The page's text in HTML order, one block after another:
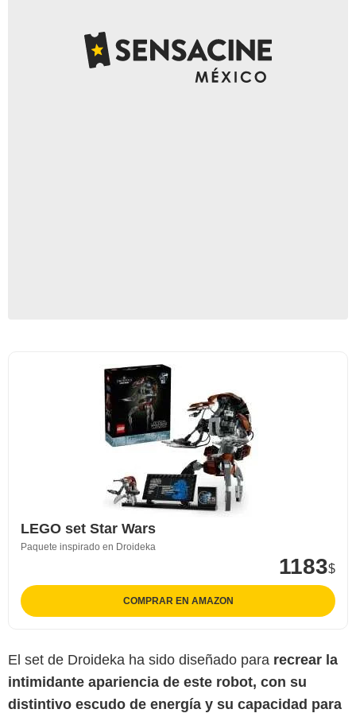
LEGO set Star Wars
Paquete inspirado en Droideka
1183$
COMPRAR EN AMAZON
El set de Droideka ha sido diseñado para recrear la
intimidante apariencia de este robot, con su
distintivo escudo de energía y su capacidad para
LEGO